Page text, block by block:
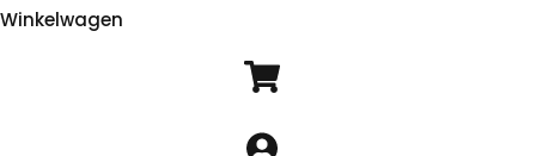
Winkelwagen